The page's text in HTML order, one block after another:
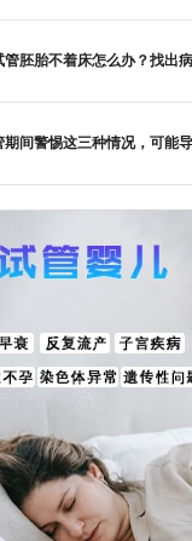
管胚胎不着床怎么办？找出
期间警惕这三种情况，可能